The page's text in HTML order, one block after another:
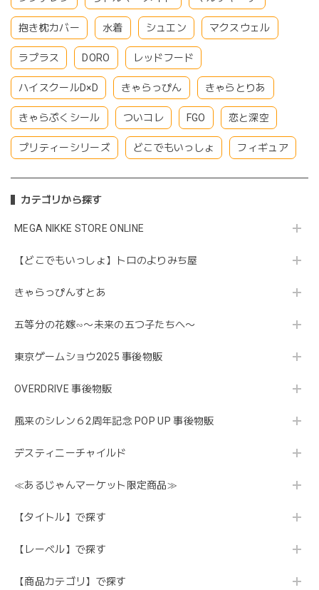
抱き枕カバー 水着 シュエン マクスウェル
ラプラス DORO レッドフード
ハイスクールD×D きゃらっぴん きゃらとりあ
きゃらぷくシール ついコレ FGO 恋と深空
プリティーシリーズ どこでもいっしょ フィギュア
カテゴリから探す
MEGA NIKKE STORE ONLINE
【どこでもいっしょ】トロのよりみち屋
きゃらっぴんすとあ
五等分の花嫁∽〜未来の五つ子たちへ〜
東京ゲームショウ2025 事後物販
OVERDRIVE 事後物販
風来のシレン６2周年記念 POP UP 事後物販
デスティニーチャイルド
≪あるじゃんマーケット限定商品≫
【タイトル】で探す
【レーベル】で探す
【商品カテゴリ】で探す